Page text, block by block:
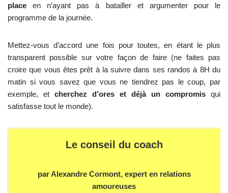
place en n’ayant pas à batailler et argumenter pour le
programme de la journée.
Mettez-vous d’accord une fois pour toutes, en étant le plus
transparent possible sur votre façon de faire (ne faites pas
croire que vous êtes prêt à la suivre dans ses randos à 8H du
matin si vous savez que vous ne tiendrez pas le coup, par
exemple, et cherchez d’ores et déjà un compromis qui
satisfasse tout le monde).
Le conseil du coach
par Alexandre Cormont, expert en relations
amoureuses